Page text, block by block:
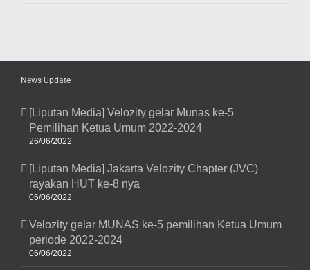
Chapter
News Update
[Liputan Media] Velozity gelar Munas ke-5
Pemilihan Ketua Umum 2022-2024
26/06/2022
[Liputan Media] Jakarta Velozity Chapter (JVC)
rayakan HUT ke-8 nya
06/06/2022
Velozity gelar MUNAS ke-5 pemilihan Ketua Umum
periode 2022-2024
06/06/2022